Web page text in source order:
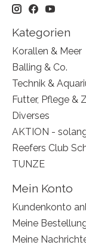
Kategorien
Korallen & Meer
Balling & Co.
Technik &
Futter, Pflege &
Diverses
AKTION -
Reefers Club
TUNZE
Mein Konto
Kundenkonto
Meine
Meine